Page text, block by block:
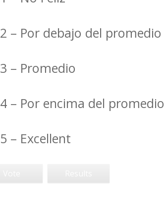
2 – Por debajo del promedio
3 – Promedio
4 – Por encima del promedio
5 – Excellent